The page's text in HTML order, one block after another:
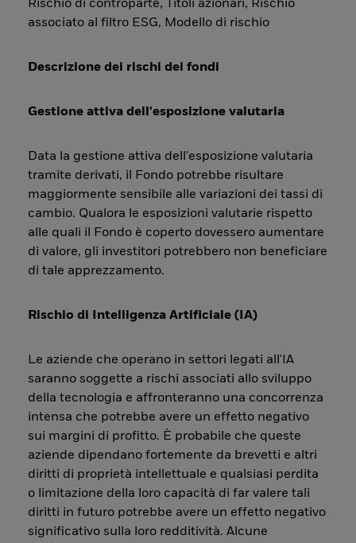
Rischio di controparte, Titoli azionari, Rischio
associato al filtro ESG, Modello di rischio
Descrizione dei rischi dei fondi
Gestione attiva dell'esposizione valutaria
Data la gestione attiva dell'esposizione valutaria
tramite derivati, il Fondo potrebbe risultare
maggiormente sensibile alle variazioni dei tassi di
cambio. Qualora le esposizioni valutarie rispetto
alle quali il Fondo è coperto dovessero aumentare
di valore, gli investitori potrebbero non beneficiare
di tale apprezzamento.
Rischio di Intelligenza Artificiale (IA)
Le aziende che operano in settori legati all'IA
saranno soggette a rischi associati allo sviluppo
della tecnologia e affronteranno una concorrenza
intensa che potrebbe avere un effetto negativo
sui margini di profitto. È probabile che queste
aziende dipendano fortemente da brevetti e altri
diritti di proprietà intellettuale e qualsiasi perdita
o limitazione della loro capacità di far valere tali
diritti in futuro potrebbe avere un effetto negativo
significativo sulla loro redditività. Alcune